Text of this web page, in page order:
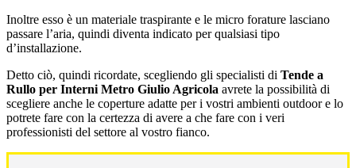
Inoltre esso è un materiale traspirante e le micro forature lasciano
passare l’aria, quindi diventa indicato per qualsiasi tipo
d’installazione.
Detto ciò, quindi ricordate, scegliendo gli specialisti di Tende a
Rullo per Interni Metro Giulio Agricola avrete la possibilità di
scegliere anche le coperture adatte per i vostri ambienti outdoor e lo
potrete fare con la certezza di avere a che fare con i veri
professionisti del settore al vostro fianco.